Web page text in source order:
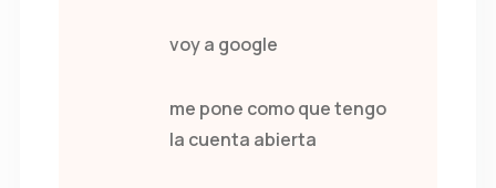
voy a google
me pone como que tengo
la cuenta abierta